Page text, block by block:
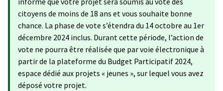
citoyens de moins de 18 ans et vous souhaite bonne
chance. La phase de vote s’étendra du 14 octobre au 1er
décembre 2024 inclus. Durant cette période, l’action de
vote ne pourra être réalisée que par voie électronique à
partir de la plateforme du Budget Participatif 2024,
espace dédié aux projets « jeunes », sur lequel vous avez
déposé votre projet.